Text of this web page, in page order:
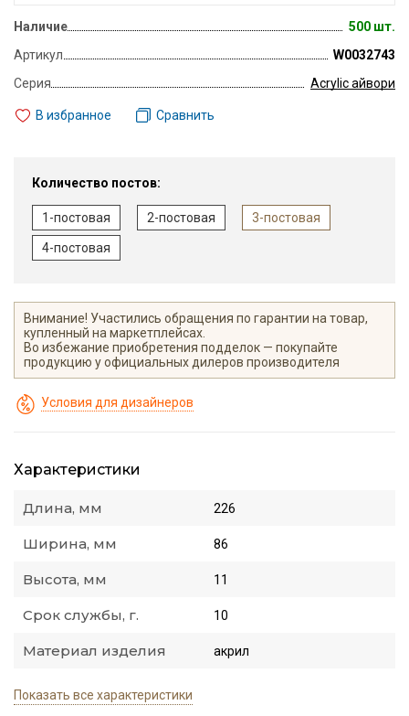
Наличие
500 шт.
Артикул
W0032743
Серия
Acrylic айвори
В избранное Сравнить
Количество постов:
1-постовая 2-постовая 3-постовая
4-постовая
Внимание! Участились обращения по гарантии на товар,
купленный на маркетплейсах.
Во избежание приобретения подделок — покупайте
продукцию у официальных дилеров производителя
Условия для дизайнеров
Характеристики
Длина, мм 226
Ширина, мм 86
Высота, мм 11
Срок службы, г. 10
Материал изделия акрил
Показать все характеристики